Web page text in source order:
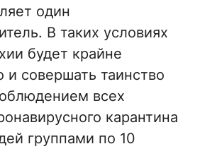
один
В таких условиях
будет крайне
и совершать таинство
всех
карантина
группами по 10